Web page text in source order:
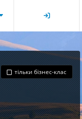
тільки бізнес-клас